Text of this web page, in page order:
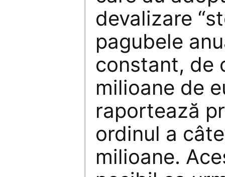
devalizare
pagubele
constant, de
milioane de
raportează
ordinul a
milioane.